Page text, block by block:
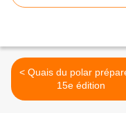
< Quais du polar prépare sa
15e édition